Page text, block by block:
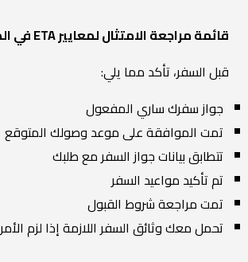
قائمة مراجعة الامتثال لمعايير ETA في المملكة المتحدة
قبل السفر، تأكد مما يلي:
جواز سفرك ساري المفعول
تمت الموافقة على موعد وصولك المتوقع
تتطابق بيانات جواز السفر مع طلبك
تم تأكيد مواعيد السفر
تمت مراجعة شروط القبول
تحمل معك وثائق السفر اللازمة إذا لزم الأمر